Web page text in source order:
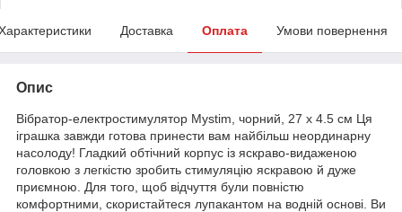
Доставка Оплата Умови повернення
Опис
Вібратор-електростимулятор Mystim, чорний, 27 х 4.5 см Ця
іграшка завжди готова принести вам найбільш неординарну
насолоду! Гладкий обтічний корпус із яскраво-видаженою
головкою з легкістю зробить стимуляцію яскравою й дуже
приємною. Для того, щоб відчуття були повністю
комфортними, скористайтеся лупакантом на водній основі. Ви